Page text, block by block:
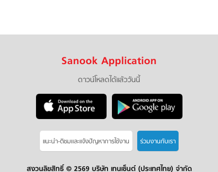
Sanook Application
ดาวน์โหลดได้แล้ววันนี้
แนะนำ-ติชมเเละแจ้งปัญหาการใช้งาน ร่วมงานกับเรา
สงวนลิขสิทธิ์ © 2569 บริษัท เทนเซ็นต์ (ประเทศไทย) จำกัด